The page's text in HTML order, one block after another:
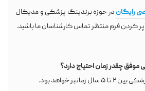
رایگان در حوزه برندینگ پزشکی و مدیکال
کردن فرم منتظر تماس کارشناسان ما باشید.
چقدر زمان احتیاج دارد؟
خواهد بود.